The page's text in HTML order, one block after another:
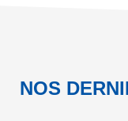
NOS